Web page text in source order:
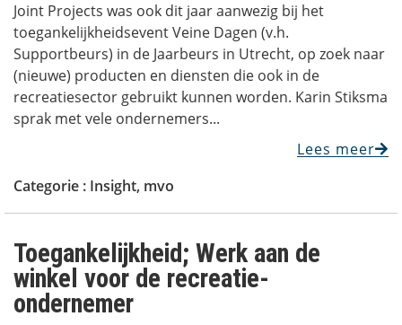
Joint Projects was ook dit jaar aanwezig bij het
toegankelijkheidsevent Veine Dagen (v.h.
Supportbeurs) in de Jaarbeurs in Utrecht, op zoek naar
(nieuwe) producten en diensten die ook in de
recreatiesector gebruikt kunnen worden. Karin Stiksma
sprak met vele ondernemers...
Lees meer
Categorie : Insight, mvo
Toegankelijkheid; Werk aan de
winkel voor de recreatie-
ondernemer